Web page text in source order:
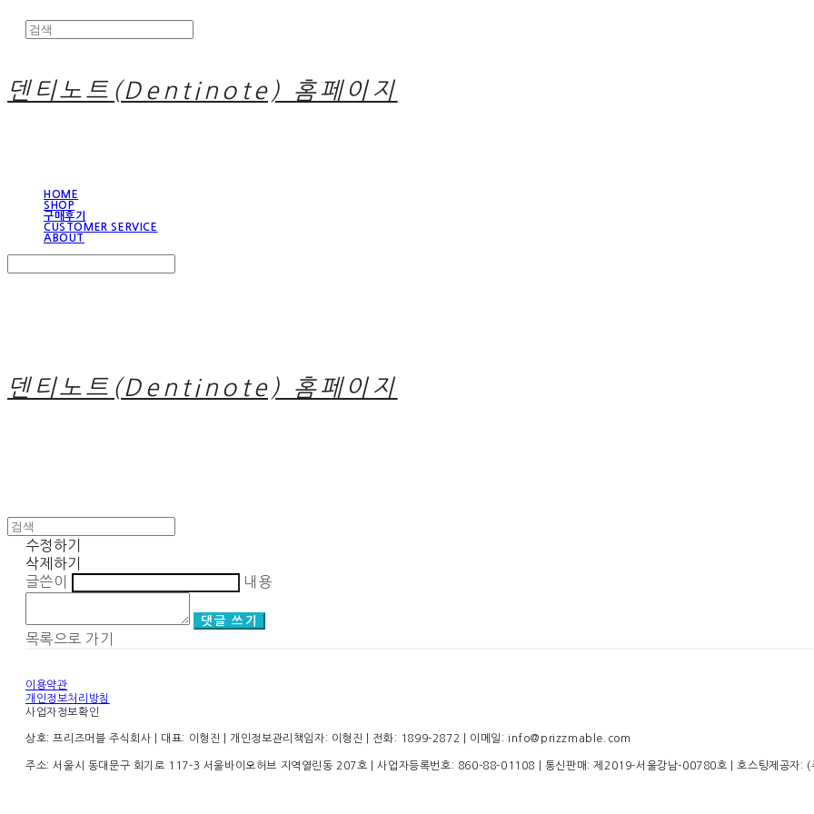
덴티노트(Dentinote) 홈페이지
HOME
SHOP
구매후기
CUSTOMER SERVICE
ABOUT
덴티노트(Dentinote) 홈페이지
수정하기
삭제하기
글쓴이
내용
댓글 쓰기
목록으로 가기
이용약관
개인정보처리방침
사업자정보확인
상호: 프리즈머블 주식회사 | 대표: 이형진 | 개인정보관리책임자: 이형진 | 전화: 1899-2872 | 이메일: info@prizzmable.com
주소: 서울시 동대문구 회기로 117-3 서울바이오허브 지역열린동 207호 | 사업자등록번호: 860-88-01108 | 통신판매:제2019-서울강남-00780호 | 호스팅제공자: (